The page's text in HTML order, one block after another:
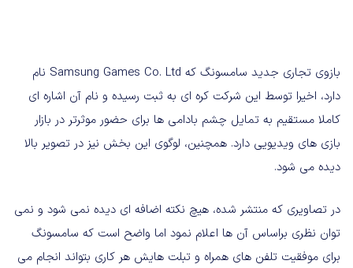
بازوی تجاری جدید سامسونگ که Samsung Games Co. Ltd نام
دارد، اخیرا توسط این شرکت کره ای به ثبت رسیده و نام آن اشاره ای
کاملا مستقیم به تمایل چشم بادامی ها برای حضور موثرتر در بازار
بازی های ویدیویی دارد. همچنین، لوگوی این بخش نیز در تصویر بالا
دیده می شود.
در تصاویری که منتشر شده، هیچ نکته اضافه ای دیده نمی شود و نمی
توان نظری براساس آن ها اعلام نمود اما واضح است که سامسونگ
برای موفقیت تلفن های همراه و تبلت هایش هر کاری بتواند انجام می